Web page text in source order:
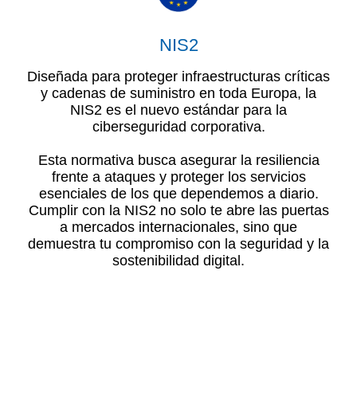
NIS2
Diseñada para proteger infraestructuras críticas
y cadenas de suministro en toda Europa, la
NIS2 es el nuevo estándar para la
ciberseguridad corporativa.
Esta normativa busca asegurar la resiliencia
frente a ataques y proteger los servicios
esenciales de los que dependemos a diario.
Cumplir con la NIS2 no solo te abre las puertas
a mercados internacionales, sino que
demuestra tu compromiso con la seguridad y la
sostenibilidad digital.